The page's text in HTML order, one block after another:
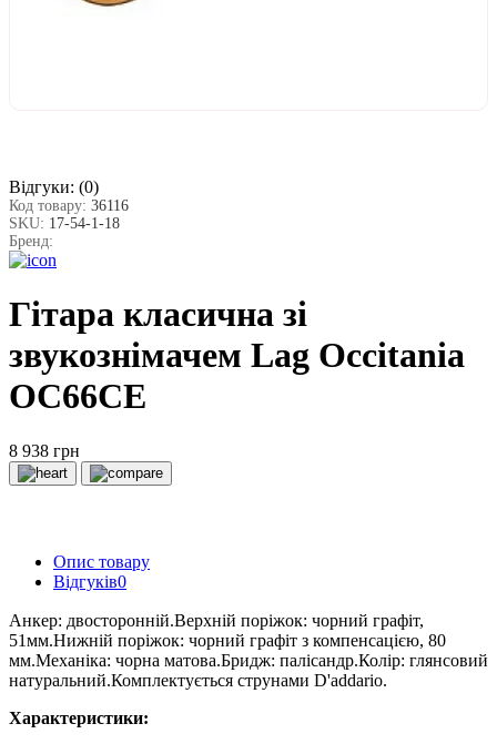
Відгуки: (0)
Код товару: 36116
SKU: 17-54-1-18
Бренд:
Гітара класична зі
звукознімачем Lag Occitania
OC66CE
8 938 грн
Опис товару
Відгуків0
Анкер: двосторонній.Верхній поріжок: чорний графіт,
51мм.Нижній поріжок: чорний графіт з компенсацією, 80
мм.Механіка: чорна матова.Бридж: палісандр.Колір: глянсовий
натуральний.Комплектується струнами D'addario.
Характеристики: